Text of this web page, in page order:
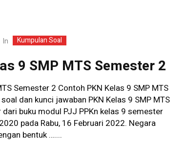
In Kumpulan Soal
9 SMP MTS Semester 2
Semester 2 Contoh PKN Kelas 9 SMP MTS
dan kunci jawaban PKN Kelas 9 SMP MTS
buku modul PJJ PPKn kelas 9 semester
pada Rabu, 16 Februari 2022. Negara
bentuk …....